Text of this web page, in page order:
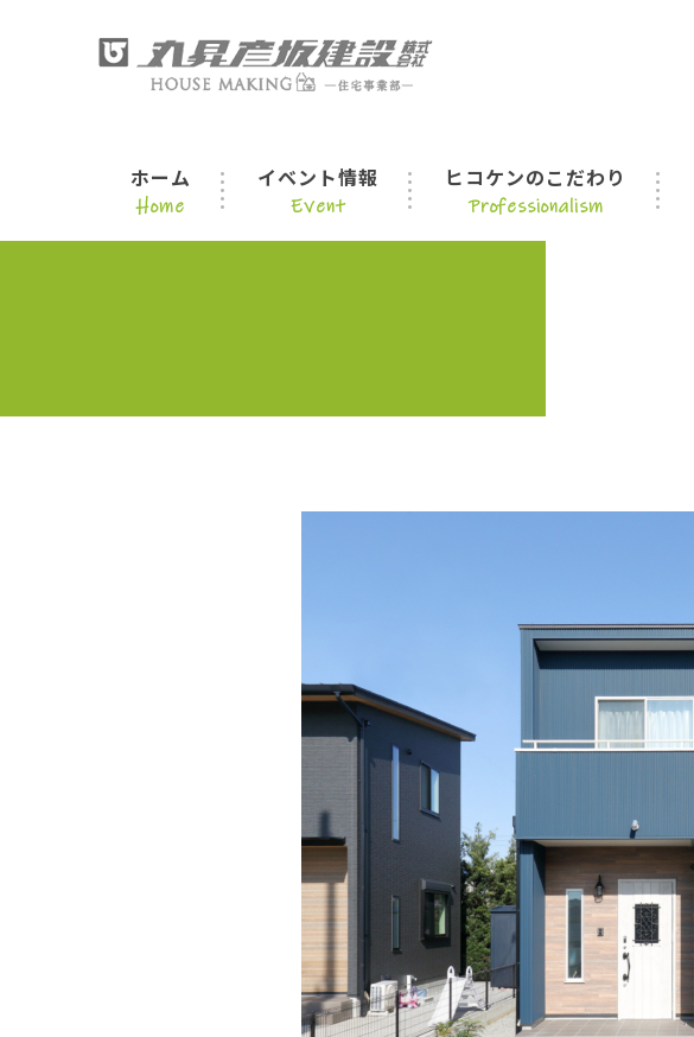
ホーム
Home
イベント情報
Event
ヒコケンのこだわり
Professionalism